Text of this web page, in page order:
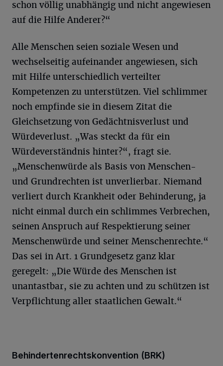
schon völlig unabhängig und nicht angewiesen
auf die Hilfe Anderer?“
Alle Menschen seien soziale Wesen und
wechselseitig aufeinander angewiesen, sich
mit Hilfe unterschiedlich verteilter
Kompetenzen zu unterstützen. Viel schlimmer
noch empfinde sie in diesem Zitat die
Gleichsetzung von Gedächtnisverlust und
Würdeverlust. „Was steckt da für ein
Würdeverständnis hinter?“, fragt sie.
„Menschenwürde als Basis von Menschen-
und Grundrechten ist unverlierbar. Niemand
verliert durch Krankheit oder Behinderung, ja
nicht einmal durch ein schlimmes Verbrechen,
seinen Anspruch auf Respektierung seiner
Menschenwürde und seiner Menschenrechte.“
Das sei in Art. 1 Grundgesetz ganz klar
geregelt: „Die Würde des Menschen ist
unantastbar, sie zu achten und zu schützen ist
Verpflichtung aller staatlichen Gewalt.“
Behindertenrechtskonvention (BRK)